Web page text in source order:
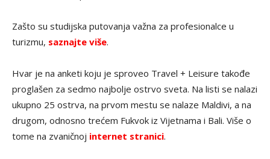
Zašto su studijska putovanja važna za profesionalce u
turizmu, saznajte više.
Hvar je na anketi koju je sproveo Travel + Leisure takođe
proglašen za sedmo najbolje ostrvo sveta. Na listi se nalazi
ukupno 25 ostrva, na prvom mestu se nalaze Maldivi, a na
drugom, odnosno trećem Fukvok iz Vijetnama i Bali. Više o
tome na zvaničnoj internet stranici.